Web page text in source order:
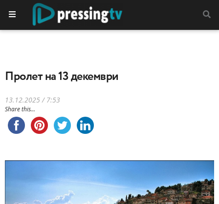
Пролет на 13 декември
13.12.2025 / 7:53
Share this...